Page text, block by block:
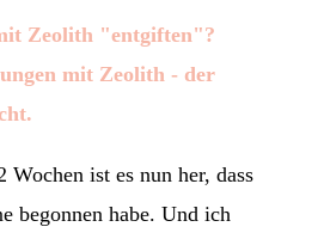
Zeolith "entgiften"?
mit Zeolith - der
Wochen ist es nun her, dass
begonnen habe. Und ich